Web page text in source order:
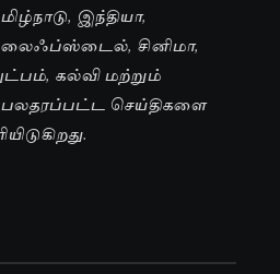
இந்தியா,
சினிமா,
கல்வி மற்றும்
செய்திகளை